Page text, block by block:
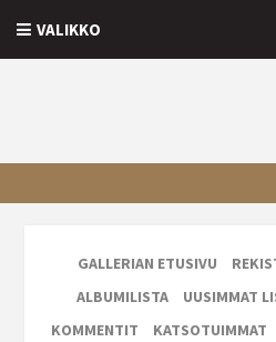
VALIKKO
GALLERIAN ETUSIVU
ALBUMILISTA
UUSIMMAT
KOMMENTIT
KATSOTUIMMAT